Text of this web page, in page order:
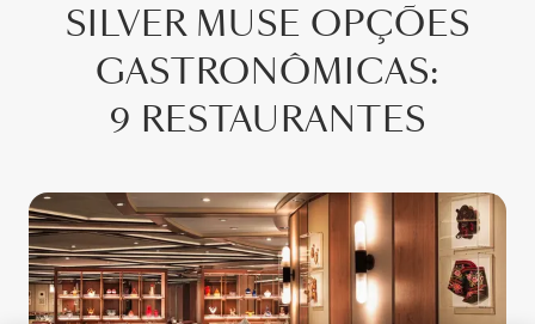
SILVER MUSE OPÇÕES
GASTRONÔMICAS:
9 RESTAURANTES